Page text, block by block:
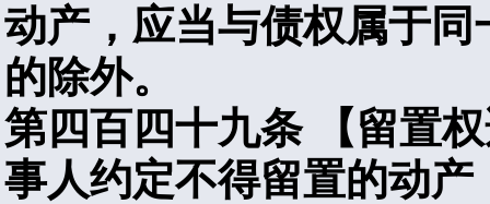
动产，应当与债权属于
的除外。
第四百四十九条
【留置
事人约定不得留置的动产